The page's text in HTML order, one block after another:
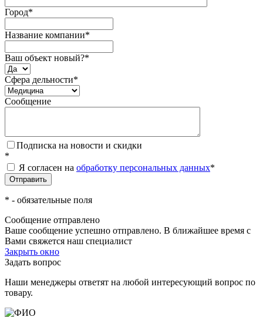
Город*
Название компании*
Ваш объект новый?*
Сфера дельности*
Сообщение
Подписка на новости и скидки
*
Я согласен на обработку персональных данных*
* - обязательные поля
Сообщение отправлено
Ваше сообщение успешно отправлено. В ближайшее время с
Вами свяжется наш специалист
Закрыть окно
Задать вопрос
Наши менеджеры ответят на любой интересующий вопрос по
товару.